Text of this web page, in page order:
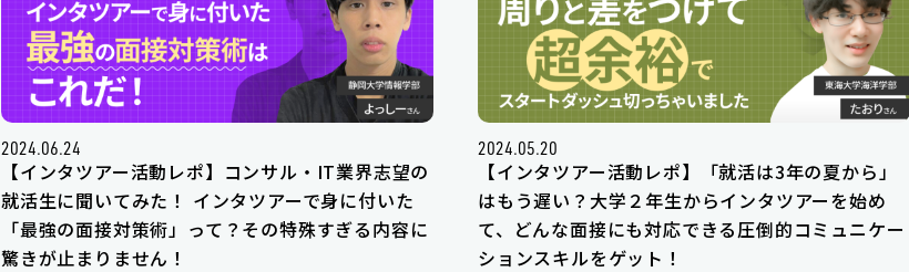
2024.06.24
【インタツアー活動レポ】コンサル・IT業界志望の
就活生に聞いてみた！ インタツアーで身に付いた
「最強の面接対策術」って？その特殊すぎる内容に
驚きが止まりません！
2024.05.20
【インタツアー活動レポ】「就活は3年の夏から」
はもう遅い？大学２年生からインタツアーを始め
て、どんな面接にも対応できる圧倒的コミュニケー
ションスキルをゲット！